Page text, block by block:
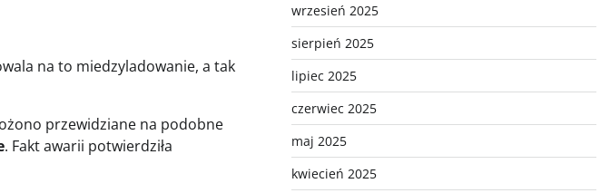
na to miedzyladowanie, a tak
przewidziane na podobne
. Fakt awarii potwierdziła
wrzesień 2025
sierpień 2025
lipiec 2025
czerwiec 2025
maj 2025
kwiecień 2025